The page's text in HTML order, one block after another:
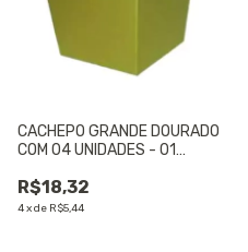
CACHEPO GRANDE DOURADO
COM 04 UNIDADES - 01
R$18,32
4xde R$5,44